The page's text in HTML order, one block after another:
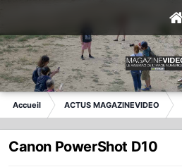
Accueil ACTUS MAGAZINEVIDEO
Canon PowerShot D10